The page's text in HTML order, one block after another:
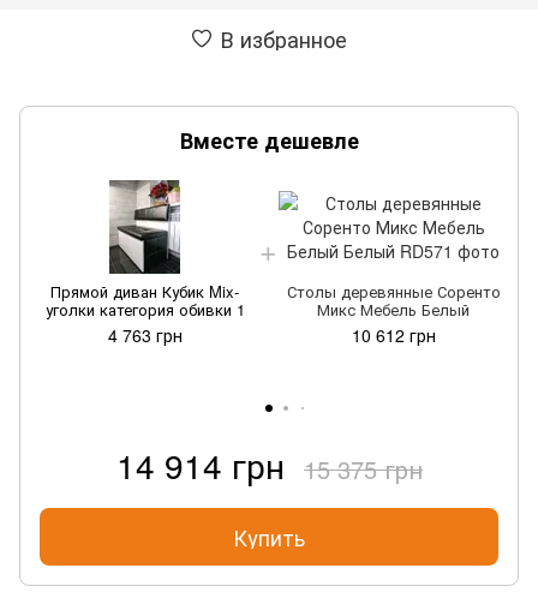
В избранное
Вместе дешевле
Прямой диван Кубик Mix-
уголки категория обивки 1
4 763 грн
Столы деревянные Соренто
Микс Мебель Белый
10 612 грн
14 914 грн 15 375 грн
Купить